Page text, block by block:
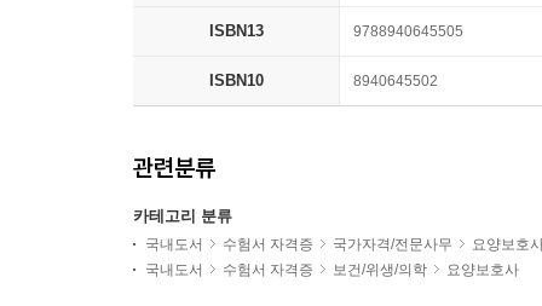
ISBN13 9788940645505
ISBN10 8940645502
관련분류
카테고리 분류
국내도서 수험서 자격증 국가자격/전문사무
요양보호
국내도서
수험서 자격증 보건/위생/의학 요양보호사